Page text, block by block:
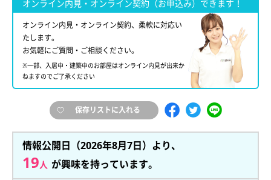
オンライン内見・オンライン契約（お申込み）できます！
オンライン内見・オンライン契約、柔軟に対応い
たします。
お気軽にご質問・ご相談ください。
※一部、入居中・建築中のお部屋はオンライン内見が出来か
ねますのでご了承ください
保存リストに入れる
情報公開日（2026年8月7日）より、
19人 が興味を持っています。